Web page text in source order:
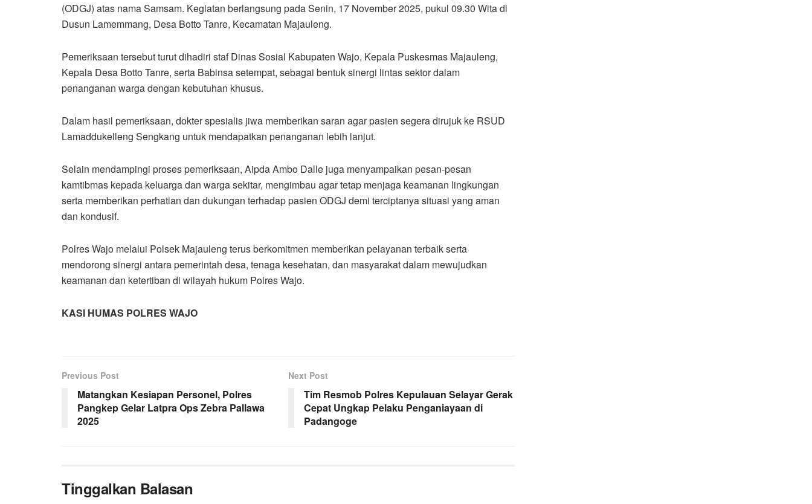
(ODGJ) atas nama Samsam. Kegiatan berlangsung pada Senin, 17 November 2025, pukul 09.30 Wita di
Dusun Lamemmang, Desa Botto Tanre, Kecamatan Majauleng.
Pemeriksaan tersebut turut dihadiri staf Dinas Sosial Kabupaten Wajo, Kepala Puskesmas Majauleng,
Kepala Desa Botto Tanre, serta Babinsa setempat, sebagai bentuk sinergi lintas sektor dalam
penanganan warga dengan kebutuhan khusus.
Dalam hasil pemeriksaan, dokter spesialis jiwa memberikan saran agar pasien segera dirujuk ke RSUD
Lamaddukelleng Sengkang untuk mendapatkan penanganan lebih lanjut.
Selain mendampingi proses pemeriksaan, Aipda Ambo Dalle juga menyampaikan pesan-pesan
kamtibmas kepada keluarga dan warga sekitar, mengimbau agar tetap menjaga keamanan lingkungan
serta memberikan perhatian dan dukungan terhadap pasien ODGJ demi terciptanya situasi yang aman
dan kondusif.
Polres Wajo melalui Polsek Majauleng terus berkomitmen memberikan pelayanan terbaik serta
mendorong sinergi antara pemerintah desa, tenaga kesehatan, dan masyarakat dalam mewujudkan
keamanan dan ketertiban di wilayah hukum Polres Wajo.
KASI HUMAS POLRES WAJO
Previous Post
Matangkan Kesiapan Personel, Polres
Pangkep Gelar Latpra Ops Zebra Pallawa
2025
Next Post
Tim Resmob Polres Kepulauan Selayar Gerak
Cepat Ungkap Pelaku Penganiayaan di
Padangoge
Tinggalkan Balasan